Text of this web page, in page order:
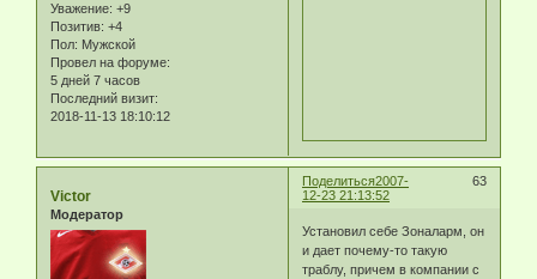
Уважение: +9
Позитив: +4
Пол: Мужской
Провел на форуме:
5 дней 7 часов
Последний визит:
2018-11-13 18:10:12
Поделиться 63
2007-
12-23 21:13:52
Victor
Модератор
Установил себе Зоналарм, он
и дает почему-то такую
траблу, причем в компании с